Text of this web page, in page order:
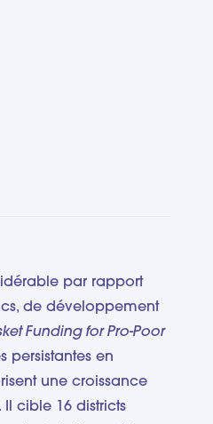
par rapport
de développement
Funding for Pro-Poor
persistantes en
une croissance
cible 16 districts